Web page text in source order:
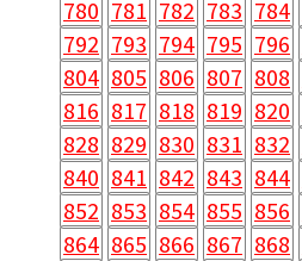
780 781 782 783 784
792 793 794 795 796
804 805 806 807 808
816 817 818 819 820
828 829 830 831 832
840 841 842 843 844
852 853 854 855 856
864 865 866 867 868